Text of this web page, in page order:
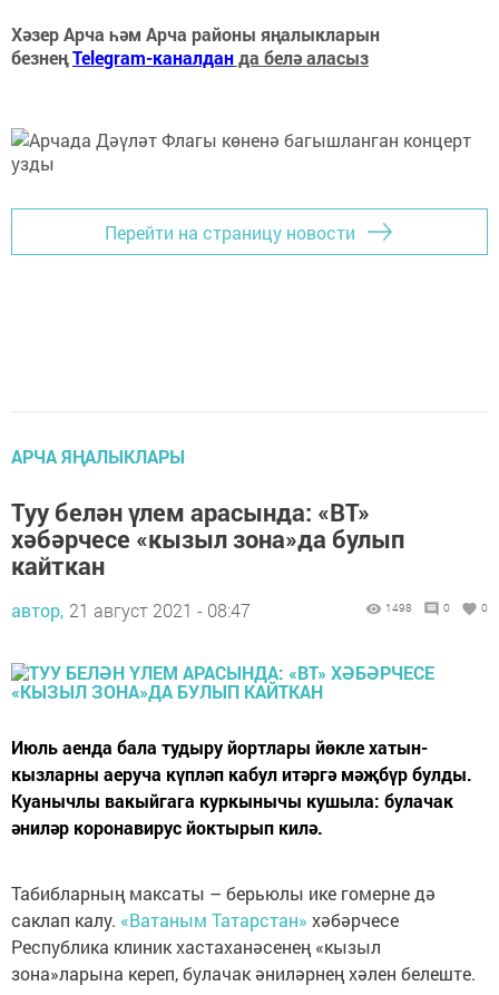
Хәзер Арча һәм Арча районы яңалыкларын
безнеңTelegram-каналданда белә аласыз
Перейти на страницу новости
АРЧА ЯҢАЛЫКЛАРЫ
Туу белән үлем арасында: «ВТ»
хәбәрчесе «кызыл зона»да булып
кайткан
автор, 21 август 2021 - 08:47 1498 0 0
Июль аенда бала тудыру йортлары йөкле хатын-
кызларны аеруча күпләп кабул итәргә мәҗбүр булды.
Куанычлы вакыйгага куркынычы кушыла: булачак
әниләр коронавирус йоктырып килә.
Табибларның максаты – берьюлы ике гомерне дә
саклап калу. «Ватаным Татарстан» хәбәрчесе
Республика клиник хастаханәсенең «кызыл
зона»ларына кереп, булачак әниләрнең хәлен белеште.